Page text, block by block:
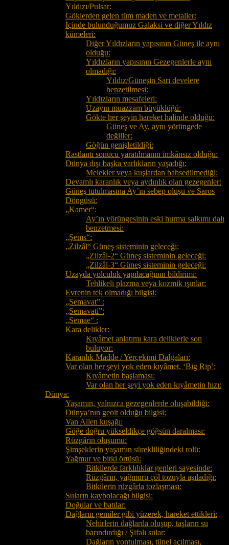
Yıldızı/Pulsar:
Göklerden gelen tüm maden ve metaller:
İçinde bulunduğumuz Galaksi ve diğer Yıldız
kümeleri:
Diğer Yıldızların yapısının Güneş ile aynı
olduğu:
Yıldızların yapısının Gezegenlerle aynı
olmadığı:
Yıldız/Güneşin Sarı develere
benzetilmesi:
Yıldızların mesafeleri:
Uzayın muazzam büyüklüğü:
Gökte her şeyin hareket halinde olduğu:
Güneş ve Ay, aynı yörüngede
değiller:
Göğün genişletildiği:
Rastlantı sonucu yaratılmanın imkânsız olduğu:
Dünya dışı başka varlıkların yaşadığı:
Melekler veya kuşlardan bahsedilmediği:
Devamlı karanlık veya aydınlık olan gezegenler:
Güneş tutulmasına Ay’ın sebep oluşu ve Saros
Döngüsü:
„Kamer“:
Ay’ın yörüngesinin eski hurma salkımı dalı
benzetmesi:
„Şems“:
„Zilzâl“ Güneş sisteminin geleceği:
„Zilzâl-2“ Güneş sisteminin geleceği:
„Zilzâl-3“ Güneş sisteminin geleceği:
Uzayda yolculuk yapılacağının bildirimi:
Tehlikeli plazma veya kozmik ışınlar:
Evrenin tek olmadığı bilgisi:
„Semavat” :
„Semavati”:
„Semae“ :
Kara delikler:
Kıyâmet anlatımı kara deliklerle son
buluyor:
Karanlık Madde / Yerçekimi Dalgaları:
Var olan her şeyi yok eden kıyâmet, ‘Big Rip’:
Kıyâmetin başlaması:
Var olan her şeyi yok eden kıyâmetin hızı:
Dünya:
Yaşamın, yalnızca gezegenlerde oluşabildiği:
Dünya’nın geoit olduğu bilgisi:
Van Allen kuşağı:
Göğe doğru yükseldikçe göğsün daralması:
Rüzgârın oluşumu:
Şimşeklerin yaşamın sürekliliğindeki rolü:
Yağmur ve bitki örtüsü:
Bitkilerde farklılıklar genleri sayesinde:
Rüzgârın, yağmuru çöl tozuyla aşıladığı:
Bitkilerin rüzgârla tozlaşması:
Suların kaybolacağı bilgisi:
Doğular ve batılar:
Dağların gemiler gibi yüzerek, hareket ettikleri:
Nehirlerin dağlarda oluşup, taşların su
barındırdığı / Şifalı sular:
Dağların yontulması, tünel açılması,